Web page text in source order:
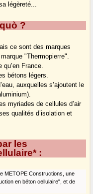
légèreté...
?
ce sont des marques
"Thermopierre".
qu’en France.
bétons légers.
auxquelles s’ajoutent le
myriades de cellules d’air
qualités d’isolation et
les
:
METOPE Constructions, une
en béton cellulaire", et de